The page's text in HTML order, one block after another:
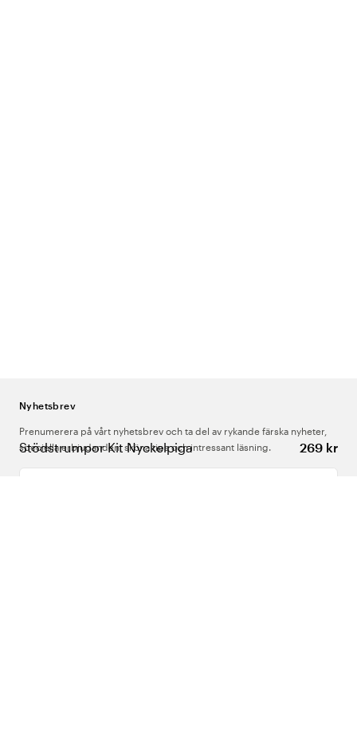
Stödstrumpor Kit Nyckelpiga 269 kr
Nyhetsbrev
Prenumerera på vårt nyhetsbrev och ta del av rykande färska nyheter,
speciella erbjudanden, sköna tips och intressant läsning.
Ange din e-postadress